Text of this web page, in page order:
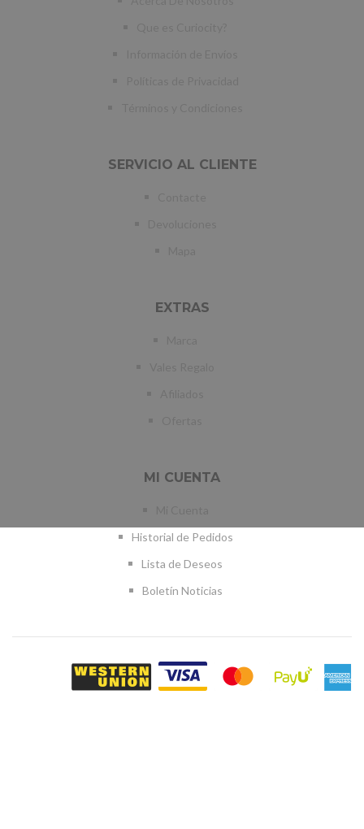
SERVICIO AL CLIENTE
EXTRAS
MI CUENTA
Historial de Pedidos
Lista de Deseos
Boletín Noticias